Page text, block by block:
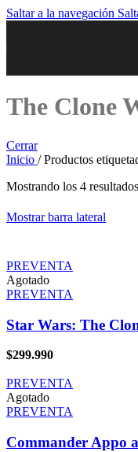
Saltar a la navegación
The Clone
Cerrar
Inicio / Productos
Mostrando los 4 resultados
Mostrar barra lateral
PREVENTA
Agotado
PREVENTA
Star Wars: The
$299.990
PREVENTA
Agotado
PREVENTA
Commander Appo